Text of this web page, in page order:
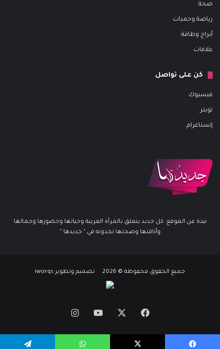
صحة
رياضة وحميات
أبراج وطاقة
علاقات
كن على تواصل
فيسبوك
تويتر
إنستاغرام
نبذة عن الموقع: كل جديد يتعلق بالمرأة العربية وحياتها وحضورها وجمالها
وأناقتها وصحتها تجدونه في " جديدها "
جميع الحقوق محفوظة © 2026 تصميم وتطوير iworqs
فيسبوك يوتيوبانستقرام